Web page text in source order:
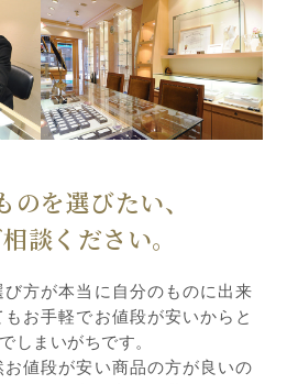
のを選びたい、
談ください。
方が本当に自分のものに出来
お手軽でお値段が安いからと
しまいがちです。
値段が安い商品の方が良いの